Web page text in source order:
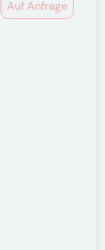
Auf Anfrage